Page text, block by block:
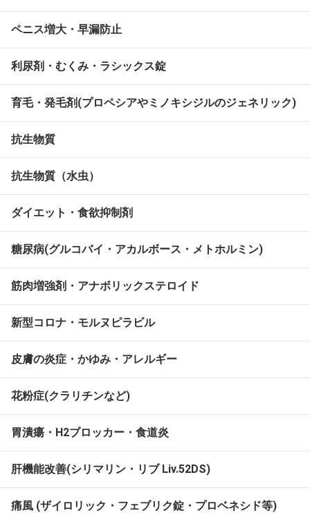
ペニス増大・早漏防止
利尿剤・むくみ・ラシックス錠
育毛・発毛剤(プロペシアやミノキシジルのジェネリック)
抗生物質
抗生物質（水虫）
ダイエット・食欲抑制剤
糖尿病(グルコバイ・アカルボース・メトホルミン)
筋肉増強剤・アナボリックステロイド
新型コロナ・モルヌピラビル
皮膚の炎症・かゆみ・アレルギー
花粉症(クラリチンなど)
胃潰瘍・H2ブロッカー・食道炎
肝機能改善(シリマリン・リブ Liv.52DS)
痛風 (ザイロリック・フェブリク錠・プロベネシド等)